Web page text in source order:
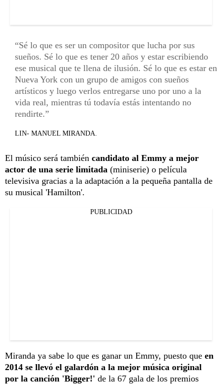
Sé lo que es ser un compositor que lucha por sus
sueños. Sé lo que es tener 20 años y estar escribiendo
ese musical que te llena de ilusión. Sé lo que es estar en
Nueva York con un grupo de amigos con sueños
artísticos y luego verlos entregarse uno por uno a la
vida real, mientras tú todavía estás intentando no
rendirte.
LIN- MANUEL MIRANDA.
El músico será también candidato al Emmy a mejor
actor de una serie limitada (miniserie) o película
televisiva gracias a la adaptación a la pequeña pantalla de
su musical 'Hamilton'.
PUBLICIDAD
Miranda ya sabe lo que es ganar un Emmy, puesto que en
2014 se llevó el galardón a la mejor música original
por la canción 'Bigger!' de la 67 gala de los premios